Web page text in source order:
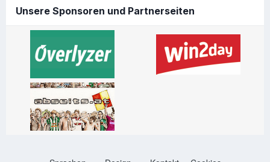
Unsere Sponsoren und Partnerseiten